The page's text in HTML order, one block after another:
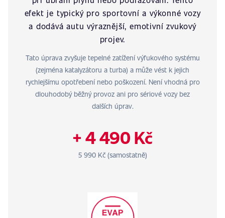
efekt je typický pro sportovní a výkonné vozy
a dodává autu výraznější, emotivní zvukový
projev.
Tato úprava zvyšuje tepelné zatížení výfukového systému
(zejména katalyzátoru a turba) a může vést k jejich
rychlejšímu opotřebení nebo poškození. Není vhodná pro
dlouhodobý běžný provoz ani pro sériové vozy bez
dalších úprav.
+ 4 490 Kč
5 990 Kč (samostatně)